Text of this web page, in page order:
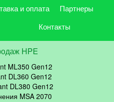
и оплата
Партнеры
Контакты
HPE
ML350 Gen12
DL360 Gen12
DL380 Gen12
MSA 2070